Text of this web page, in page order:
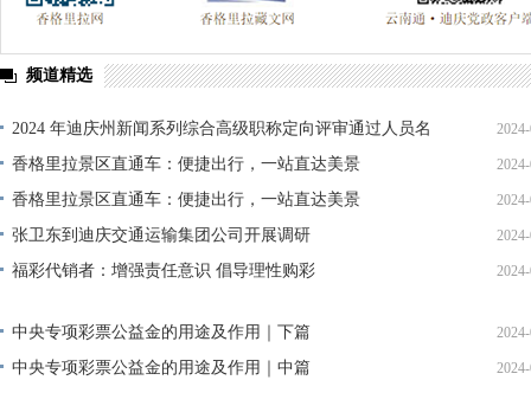
频道精选
2024 年迪庆州新闻系列综合高级职称定向评审通过人员名
单公示
香格里拉景区直通车：便捷出行，一站直达美景
香格里拉景区直通车：便捷出行，一站直达美景
张卫东到迪庆交通运输集团公司开展调研
福彩代销者：增强责任意识 倡导理性购彩
中央专项彩票公益金的用途及作用｜下篇
中央专项彩票公益金的用途及作用｜中篇